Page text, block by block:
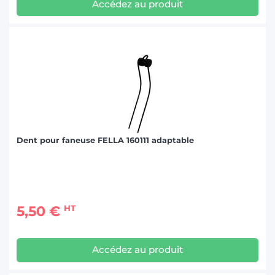
Accédez au produit
Dent pour faneuse FELLA 160111 adaptable
5,50 € HT
Accédez au produit